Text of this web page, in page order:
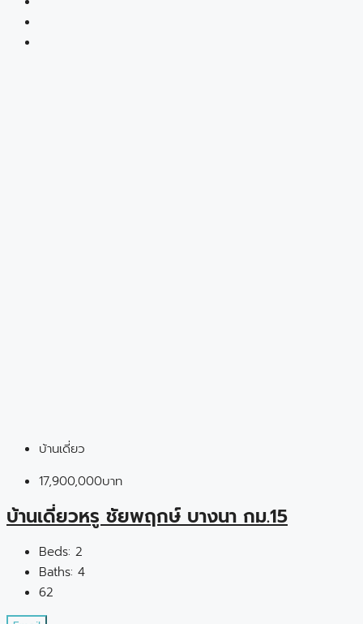
บ้านเดี่ยว
17,900,000บาท
บ้านเดี่ยวหรู ชัยพฤกษ์ บางนา กม.15
Beds: 2
Baths: 4
62